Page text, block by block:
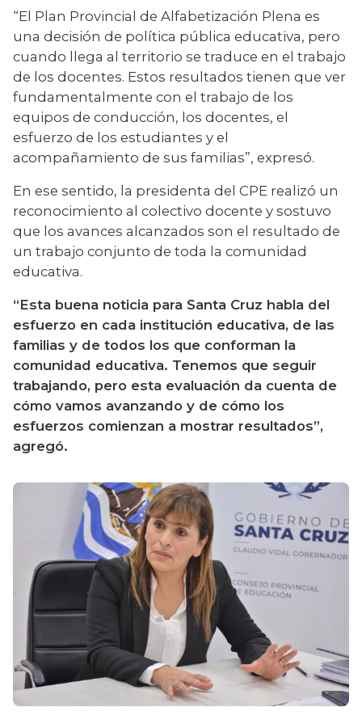
“El Plan Provincial de Alfabetización Plena es
una decisión de política pública educativa, pero
cuando llega al territorio se traduce en el trabajo
de los docentes. Estos resultados tienen que ver
fundamentalmente con el trabajo de los
equipos de conducción, los docentes, el
esfuerzo de los estudiantes y el
acompañamiento de sus familias”, expresó.
En ese sentido, la presidenta del CPE realizó un
reconocimiento al colectivo docente y sostuvo
que los avances alcanzados son el resultado de
un trabajo conjunto de toda la comunidad
educativa.
“Esta buena noticia para Santa Cruz habla del
esfuerzo en cada institución educativa, de las
familias y de todos los que conforman la
comunidad educativa. Tenemos que seguir
trabajando, pero esta evaluación da cuenta de
cómo vamos avanzando y de cómo los
esfuerzos comienzan a mostrar resultados”,
agregó.